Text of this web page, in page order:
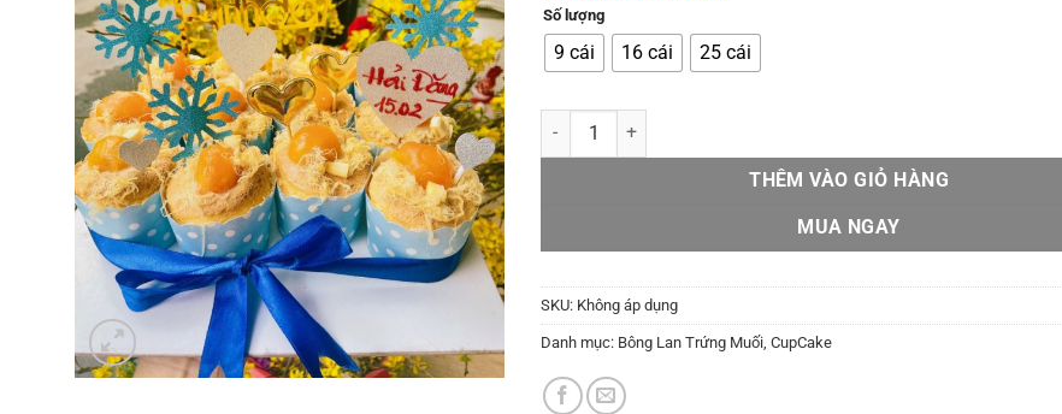
Số lượng
9 cái 16 cái 25 cái
Cupcake trứng muối phô mai số lượng
THÊM VÀO GIỎ HÀNG
MUA NGAY
SKU: Không áp dụng
Danh mục: Bông Lan Trứng Muối ,CupCake